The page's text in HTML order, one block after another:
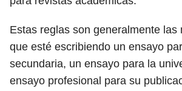
Estas reglas son generalmente las
que esté escribiendo un ensayo
secundaria, un ensayo para la
ensayo profesional para su